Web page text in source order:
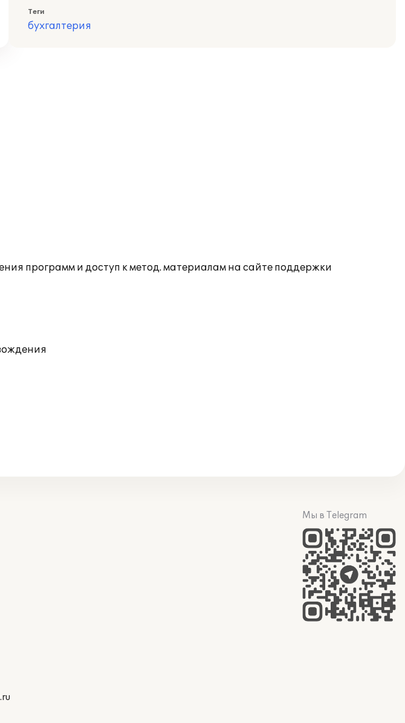
Теги
бухгалтерия
программ и доступ к метод. материалам на сайте поддержки
Мы в Telegram